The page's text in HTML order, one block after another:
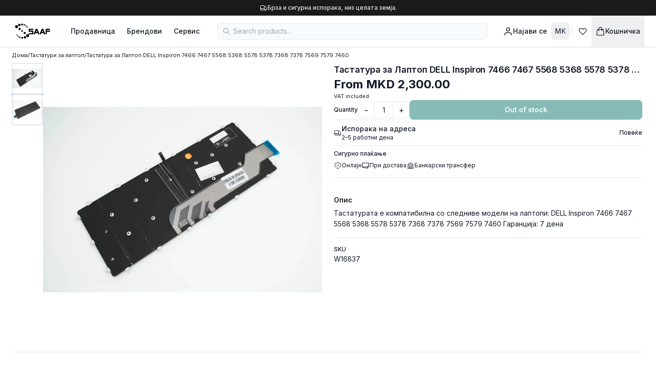
Брза и сигурна испорака, низ целата земја.
Продавница Брендови Сервис Најави се MK Кошничка
Дома/Тастатури за лаптоп/Тастатура за Лаптоп DELL Inspiron 7466 7467 5568 5368 5578 5378 7368 7378 7569 7579 7460
Тастатура за Лаптоп DELL Inspiron 7466 7467 5568 5368 5578 5378 7368 7378 7569 7579 7460
From MKD 2,300.00
VAT included
Quantity − + Out of stock
Испорака на адреса
2–5 работни дена
Повеќе
Сигурно плаќање
Онлајн
При достава Банкарски трансфер
Опис
Тастатурата е компатибилна со следниве модели на лаптопи: DELL Inspiron 7466 7467
5568 5368 5578 5378 7368 7378 7569 7579 7460 Гаранција: 7 дена
SKU
W16837